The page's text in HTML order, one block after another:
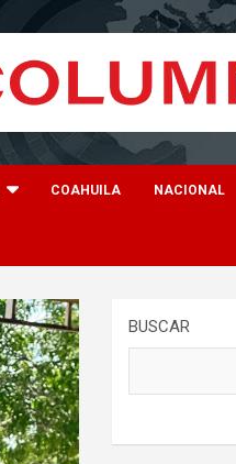
COAHUILA NACIONAL
BUSCAR